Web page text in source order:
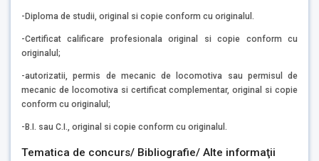
-Diploma de studii, original si copie conform cu originalul.
-Certificat calificare profesionala original si copie conform cu
originalul;
-autorizatii, permis de mecanic de locomotiva sau permisul de
mecanic de locomotiva si certificat complementar, original si copie
conform cu originalul;
-B.I. sau C.I., original si copie conform cu originalul.
Tematica de concurs/ Bibliografie/ Alte informaţii